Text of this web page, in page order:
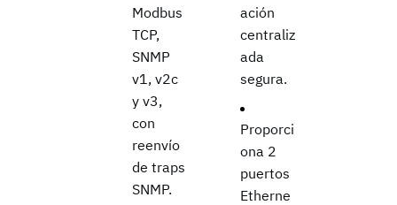
Modbus
TCP,
SNMP
v1, v2c
y v3,
con
reenvío
de traps
SNMP.
ación
centraliz
ada
segura.
Proporci
ona 2
puertos
Etherne